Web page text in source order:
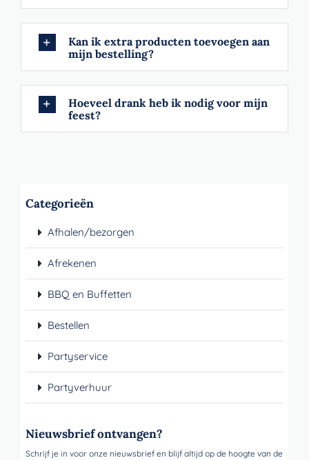
Categorieën
Afhalen/bezorgen
Afrekenen
BBQ en Buffetten
Bestellen
Partyservice
Partyverhuur
Nieuwsbrief ontvangen?
Schrijf je in voor onze nieuwsbrief en blijf altijd op de hoogte van de
Kan ik extra producten toevoegen aan
mijn bestelling?
Hoeveel drank heb ik nodig voor mijn
feest?